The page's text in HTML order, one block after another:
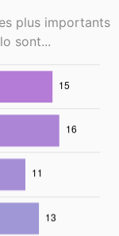
plus importants
sont...